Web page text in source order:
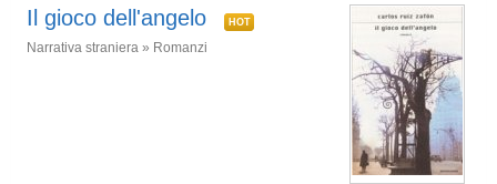
Il gioco dell'angelo HOT
Narrativa straniera » Romanzi